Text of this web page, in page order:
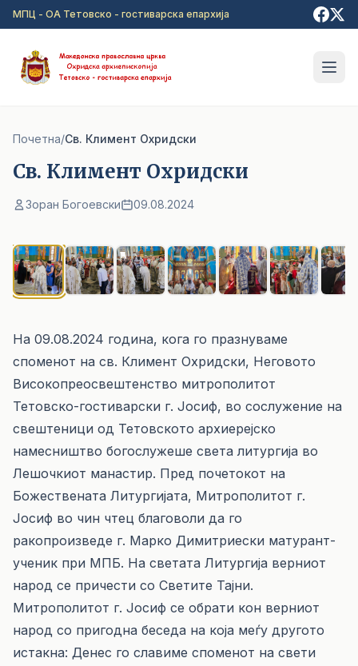
Прејди на главна содржина
МПЦ - ОА Тетовско - гостиварска епархија
Почетна/Cв. Климент Охридски
Cв. Климент Охридски
Зоран Богоевски 09.08.2024
На 09.08.2024 година, кога го празнуваме
споменот на св. Климент Охридски, Неговото
Високопреосвештенство митрополитот
Тетовско-гостиварски г. Јосиф, во сослужение на
свештеници од Тетовското архиерејско
намесништво богослужеше света литургија во
Лешочкиот манастир. Пред почетокот на
Божествената Литургијата, Митрополитот г.
Јосиф во чин чтец благоволи да го
ракопроизведе г. Марко Димитриески матурант-
ученик при МПБ. На светата Литургија верниот
народ се причести со Светите Тајни.
Митрополитот г. Јосиф се обрати кон верниот
народ со пригодна беседа на која меѓу другото
истакна: Денес го славиме споменот на свети